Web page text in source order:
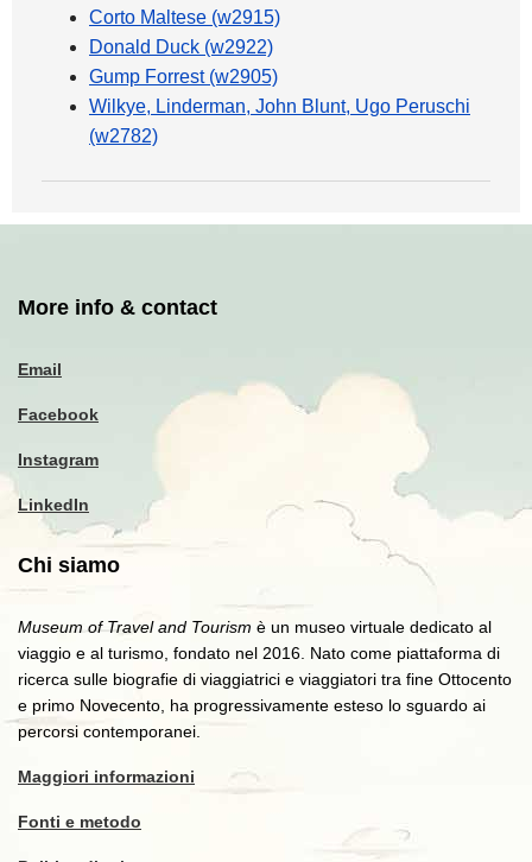
Corto Maltese (w2915)
Donald Duck (w2922)
Gump Forrest (w2905)
Wilkye, Linderman, John Blunt, Ugo Peruschi
(w2782)
More info & contact
Email
Facebook
Instagram
LinkedIn
Chi siamo
Museum of Travel and Tourism è un museo virtuale dedicato al
viaggio e al turismo, fondato nel 2016. Nato come piattaforma di
ricerca sulle biografie di viaggiatrici e viaggiatori tra fine Ottocento
e primo Novecento, ha progressivamente esteso lo sguardo ai
percorsi contemporanei.
Maggiori informazioni
Fonti e metodo